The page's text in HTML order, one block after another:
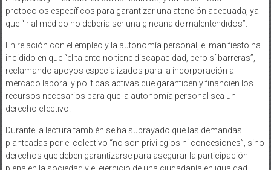
protocolos específicos para garantizar una atención adecuada, ya
que “ir al médico no debería ser una gincana de malentendidos”.
En relación con el empleo y la autonomía personal, el manifiesto ha
incidido en que “el talento no tiene discapacidad, pero sí barreras”,
reclamando apoyos especializados para la incorporación al
mercado laboral y políticas activas que garanticen y financien los
recursos necesarios para que la autonomía personal sea un
derecho efectivo.
Durante la lectura también se ha subrayado que las demandas
planteadas por el colectivo “no son privilegios ni concesiones”, sino
derechos que deben garantizarse para asegurar la participación
plena en la sociedad y el ejercicio de una ciudadanía en igualdad.